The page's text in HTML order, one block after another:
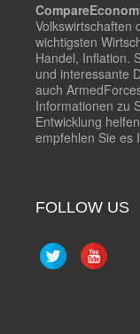
Volkswirtschaften
wichtigsten
Handel, Inflation.
und interessante
auch
Informationen zu
Entwicklung
empfehlen Sie es
FOLLOW US